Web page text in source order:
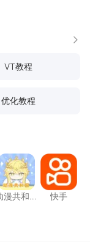
更多
VT教程
优化教程
哩 动漫共和国
漫共和
快手
快手